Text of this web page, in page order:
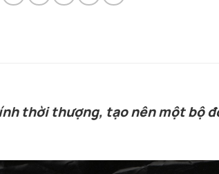
thời thượng, tạo nên một bộ